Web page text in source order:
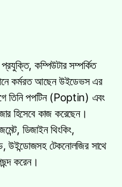
কম্পিউটার সম্পর্কিত
কর্মরত আছেন উইডেভস এর
তিনি পপটিন (Poptin) এবং
হিসেবে কাজ করেছেন।
ডিজাইন থিংকিং,
টেকনোলজির সাথে
করেন।